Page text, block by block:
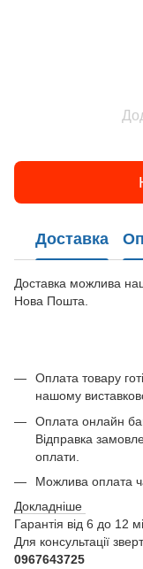
Доставка
Доставка можлива
Нова Пошта.
Оплата товару
нашому
Оплата онлайн
Відправка
оплати.
Можлива оплата
Докладніше
Гарантія від 6 до 12
Для консультації
0967643725